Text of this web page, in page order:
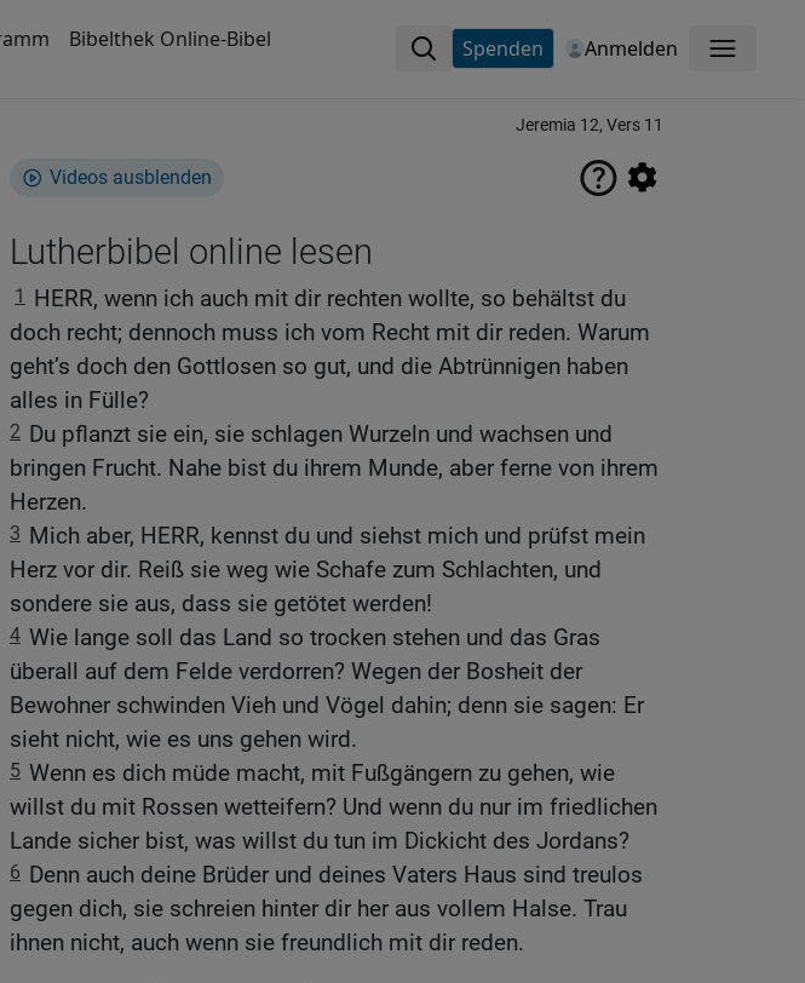
Bibelthek Online-Bibel Spenden Anmelden Menü
Jeremia 12, Vers 11
Videos ausblenden
Lutherbibel online lesen
1 HERR, wenn ich auch mit dir rechten wollte, so behältst du
doch recht; dennoch muss ich vom Recht mit dir reden. Warum
geht’s doch den Gottlosen so gut, und die Abtrünnigen haben
alles in Fülle?
2 Du pflanzt sie ein, sie schlagen Wurzeln und wachsen und
bringen Frucht. Nahe bist du ihrem Munde, aber ferne von ihrem
Herzen.
3 Mich aber, HERR, kennst du und siehst mich und prüfst mein
Herz vor dir. Reiß sie weg wie Schafe zum Schlachten, und
sondere sie aus, dass sie getötet werden!
4 Wie lange soll das Land so trocken stehen und das Gras
überall auf dem Felde verdorren? Wegen der Bosheit der
Bewohner schwinden Vieh und Vögel dahin; denn sie sagen: Er
sieht nicht, wie es uns gehen wird.
5 Wenn es dich müde macht, mit Fußgängern zu gehen, wie
willst du mit Rossen wetteifern? Und wenn du nur im friedlichen
Lande sicher bist, was willst du tun im Dickicht des Jordans?
6 Denn auch deine Brüder und deines Vaters Haus sind treulos
gegen dich, sie schreien hinter dir her aus vollem Halse. Trau
ihnen nicht, auch wenn sie freundlich mit dir reden.